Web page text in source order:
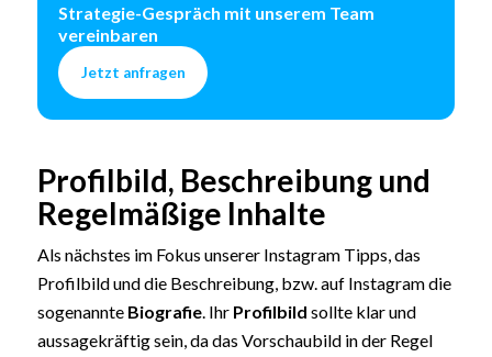
Strategie-Gespräch mit unserem Team
vereinbaren
Jetzt anfragen
Profilbild, Beschreibung und
Regelmäßige Inhalte
Als nächstes im Fokus unserer Instagram Tipps, das
Profilbild und die Beschreibung, bzw. auf Instagram die
sogenannte Biografie. Ihr Profilbild sollte klar und
aussagekräftig sein, da das Vorschaubild in der Regel